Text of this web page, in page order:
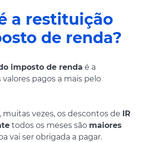
a restituição
de renda?
imposto de renda é a
pagos a mais pelo
vezes, os descontos de IR
todos os meses são maiores
vai ser obrigada a pagar.